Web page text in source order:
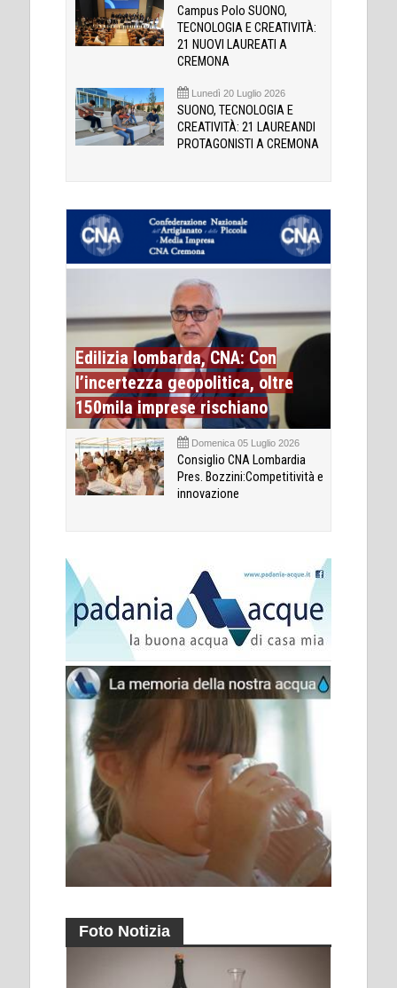
Campus Polo SUONO,
TECNOLOGIA E CREATIVITÀ:
21 NUOVI LAUREATI A
CREMONA
Lunedì 20 Luglio 2026
SUONO, TECNOLOGIA E
CREATIVITÀ: 21 LAUREANDI
PROTAGONISTI A CREMONA
Edilizia lombarda, CNA: Con
l’incertezza geopolitica, oltre
150mila imprese rischiano
Domenica 05 Luglio 2026
Consiglio CNA Lombardia
Pres. Bozzini:Competitività e
innovazione
Foto Notizia